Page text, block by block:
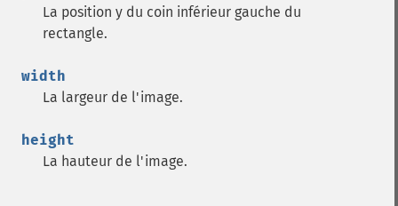
La position y du coin inférieur gauche du
rectangle.
width
La largeur de l'image.
height
La hauteur de l'image.